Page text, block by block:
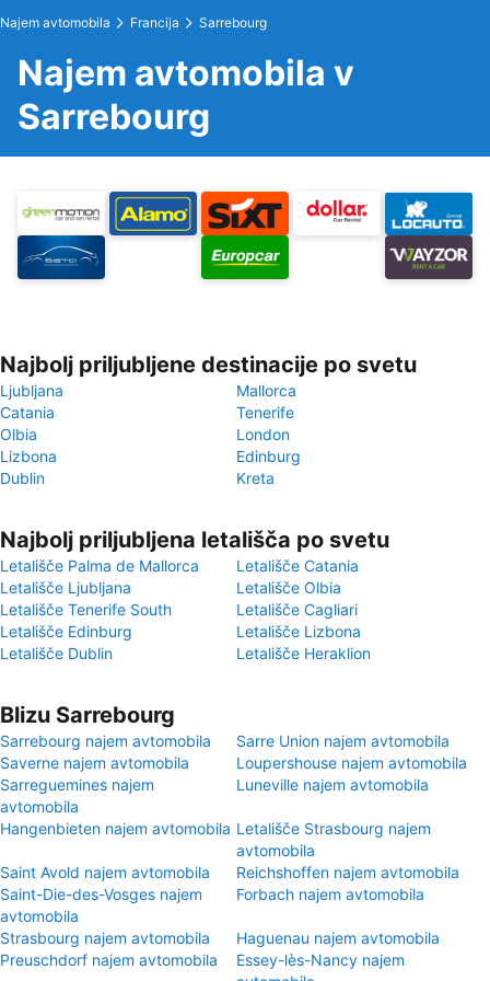
Najem avtomobila Francija Sarrebourg
Najem avtomobila v
Sarrebourg
Najbolj priljubljene destinacije po svetu
Ljubljana
Mallorca
Catania
Tenerife
Olbia
London
Lizbona
Edinburg
Dublin
Kreta
Najbolj priljubljena letališča po svetu
Letališče Palma de Mallorca
Letališče Catania
Letališče Ljubljana
Letališče Olbia
Letališče Tenerife South
Letališče Cagliari
Letališče Edinburg
Letališče Lizbona
Letališče Dublin
Letališče Heraklion
Blizu Sarrebourg
Sarrebourg najem avtomobila
Sarre Union najem avtomobila
Saverne najem avtomobila
Loupershouse najem avtomobila
Sarreguemines najem
avtomobila
Luneville najem avtomobila
Hangenbieten najem avtomobila Letališče Strasbourg najem
avtomobila
Saint Avold najem avtomobila
Reichshoffen najem avtomobila
Saint-Die-des-Vosges najem
avtomobila
Forbach najem avtomobila
Strasbourg najem avtomobila
Haguenau najem avtomobila
Preuschdorf najem avtomobila
Essey-lès-Nancy najem